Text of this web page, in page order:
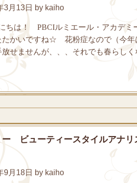
3月13日 by kaiho
ちは！ PBCIルミエール・アカデミ
たかいですね☆ 花粉症なので（今年
放せませんが、、、それでも春らし
ー ビューティースタイルアナ
9月18日 by kaiho